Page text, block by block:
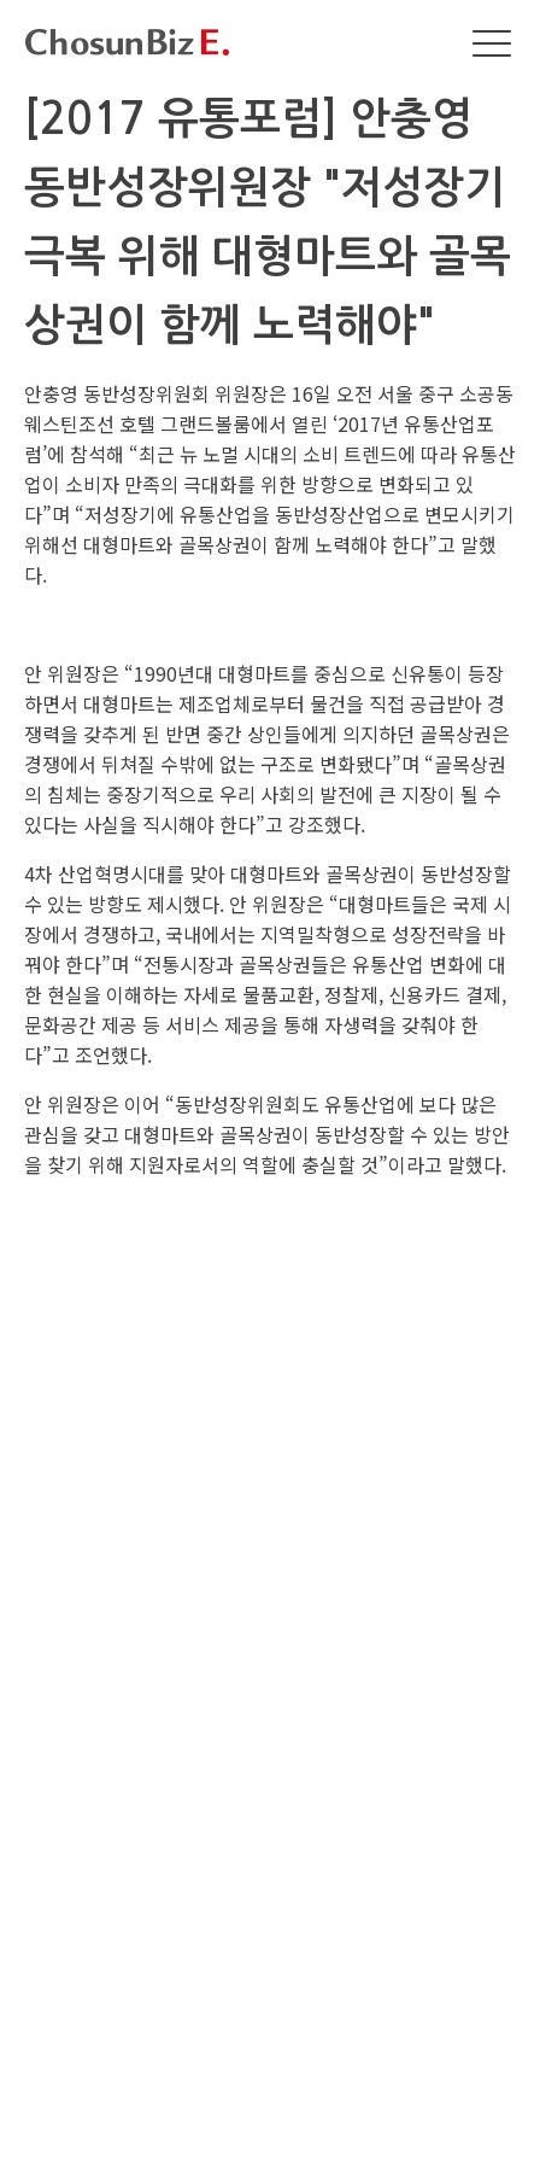
[2017 유통포럼] 안충영
동반성장위원장 "저성장기
극복 위해 대형마트와 골목
상권이 함께 노력해야"
안충영 동반성장위원회 위원장은 16일 오전 서울 중구 소공동
웨스틴조선 호텔 그랜드볼룸에서 열린 ‘2017년 유통산업포
럼’에 참석해 “최근 뉴 노멀 시대의 소비 트렌드에 따라 유통산
업이 소비자 만족의 극대화를 위한 방향으로 변화되고 있
다”며 “저성장기에 유통산업을 동반성장산업으로 변모시키기
위해선 대형마트와 골목상권이 함께 노력해야 한다”고 말했
다.
안 위원장은 “1990년대 대형마트를 중심으로 신유통이 등장
하면서 대형마트는 제조업체로부터 물건을 직접 공급받아 경
쟁력을 갖추게 된 반면 중간 상인들에게 의지하던 골목상권은
경쟁에서 뒤쳐질 수밖에 없는 구조로 변화됐다”며 “골목상권
의 침체는 중장기적으로 우리 사회의 발전에 큰 지장이 될 수
있다는 사실을 직시해야 한다”고 강조했다.
4차 산업혁명시대를 맞아 대형마트와 골목상권이 동반성장할
수 있는 방향도 제시했다. 안 위원장은 “대형마트들은 국제 시
장에서 경쟁하고, 국내에서는 지역밀착형으로 성장전략을 바
꿔야 한다”며 “전통시장과 골목상권들은 유통산업 변화에 대
한 현실을 이해하는 자세로 물품교환, 정찰제, 신용카드 결제,
문화공간 제공 등 서비스 제공을 통해 자생력을 갖춰야 한
다”고 조언했다.
안 위원장은 이어 “동반성장위원회도 유통산업에 보다 많은
관심을 갖고 대형마트와 골목상권이 동반성장할 수 있는 방안
을 찾기 위해 지원자로서의 역할에 충실할 것”이라고 말했다.